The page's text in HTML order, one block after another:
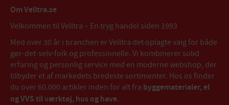
Om Velltra.se
Velkommen til Velltra – En tryg handel siden 1993
Med over 30 år i branchen er Velltra det oplagte valg for både
gør-det-selv-folk og professionelle. Vi kombinerer solid
erfaring og personlig service med en moderne webshop, der
tilbyder et af markedets bredeste sortimenter. Hos os finder
du over 60.000 artikler inden for alt fra byggematerialer, el
og VVS til værktøj, hus og have.